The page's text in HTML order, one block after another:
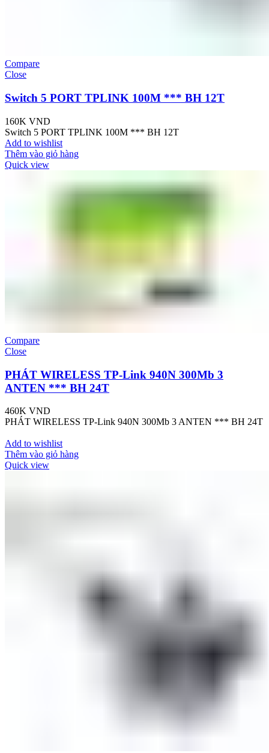
Compare
Close
Switch 5 PORT TPLINK 100M *** BH 12T
160K VND
Switch 5 PORT TPLINK 100M *** BH 12T
Add to wishlist
Thêm vào giỏ hàng
Quick view
Compare
Close
PHÁT WIRELESS TP-Link 940N 300Mb 3
ANTEN *** BH 24T
460K VND
PHÁT WIRELESS TP-Link 940N 300Mb 3 ANTEN *** BH 24T
Add to wishlist
Thêm vào giỏ hàng
Quick view